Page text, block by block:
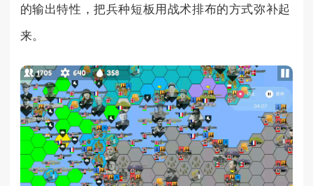
的输出特性，把兵种短板用战术排布的方式弥补起
来。